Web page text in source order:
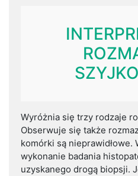
Wyróżnia się trzy rodzaje
Obserwuje się także
komórki są
wykonanie badania
uzyskanego drogą biopsji.